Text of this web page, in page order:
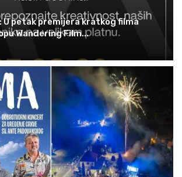
U petak premijera kratkog filma
Wandering Film...